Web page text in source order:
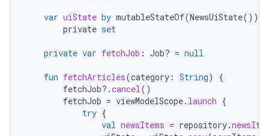
var uiState by mutableStateOf(NewsUiState())
private set
private var fetchJob : Job? = null
fun fetchArticles(category : String)
{
fetchJob?.cancel()
fetchJob = viewModelScope. launch {
try {
val newsItems = repository.